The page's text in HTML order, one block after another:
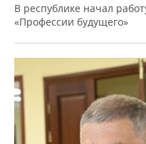
В республике начал
«Профессии будущего»